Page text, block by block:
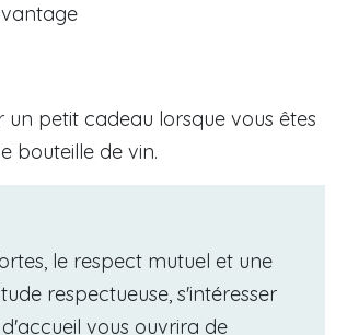
petit cadeau lorsque vous êtes
bouteille de vin.
le respect mutuel et une
respectueuse, s'intéresser
vous ouvrira de